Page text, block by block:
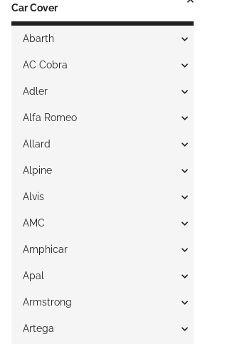
Car Cover
Abarth
AC Cobra
Adler
Alfa Romeo
Allard
Alpine
Alvis
AMC
Amphicar
Apal
Armstrong
Artega